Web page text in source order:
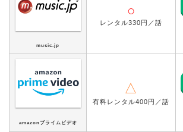
music.jp
○
レンタル330円／話
amazonプライムビデオ
△
有料レンタル400円／話